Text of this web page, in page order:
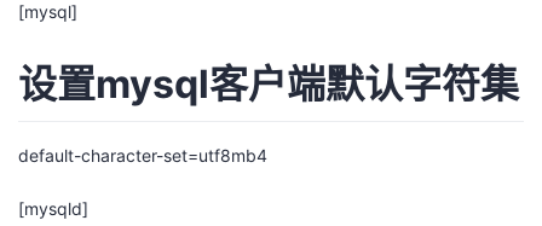
[mysql]
设置mysql客户端默认字符集
default-character-set=utf8mb4
[mysqld]